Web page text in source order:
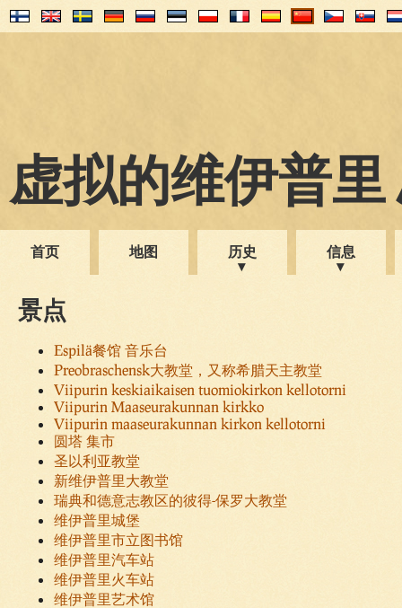
虚拟的维伊普里
首页 地图 历史 信息
景点
Espilä餐馆 音乐台
Preobraschensk大教堂，又称希腊天主教堂
Viipurin keskiaikaisen tuomiokirkon kellotorni
Viipurin Maaseurakunnan kirkko
Viipurin maaseurakunnan kirkon kellotorni
圆塔 集市
圣以利亚教堂
新维伊普里大教堂
瑞典和德意志教区的彼得-保罗大教堂
维伊普里城堡
维伊普里市立图书馆
维伊普里汽车站
维伊普里火车站
维伊普里艺术馆